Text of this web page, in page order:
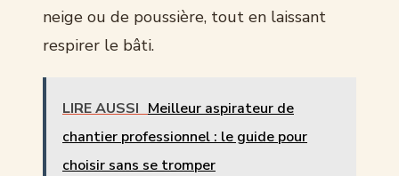
neige ou de poussière, tout en laissant
respirer le bâti.
LIRE AUSSI Meilleur aspirateur de
chantier professionnel : le guide pour
choisir sans se tromper